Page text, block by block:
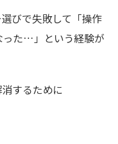
びで失敗して「操作
た…」という経験が
するために